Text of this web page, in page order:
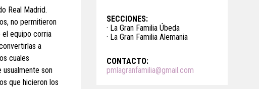
Real Madrid.
no permitieron
el equipo corria
a
cuales
son
que hicieron los
SECCIONES:
· La Gran Familia Úbeda
· La Gran Familia Alemania
CONTACTO:
pmlagranfamilia@gmail.com